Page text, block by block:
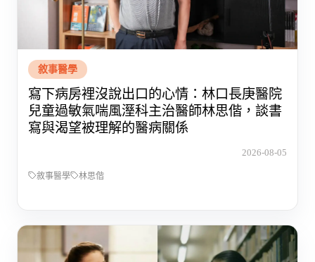
敘事醫學
寫下病房裡沒說出口的心情：林口長庚醫院
兒童過敏氣喘風溼科主治醫師林思偕，談書
寫與渴望被理解的醫病關係
2026-08-05
敘事醫學 林思偕